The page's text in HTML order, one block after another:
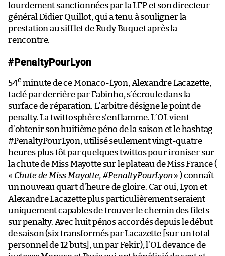
lourdement sanctionnées par la LFP et son directeur
général Didier Quillot, qui a tenu à souligner la
prestation au sifflet de Rudy Buquet après la
rencontre.
#PenaltyPourLyon
54e minute de ce Monaco-Lyon, Alexandre Lacazette,
taclé par derrière par Fabinho, s’écroule dans la
surface de réparation. L’arbitre désigne le point de
penalty. La twittosphère s’enflamme. L’OL vient
d’obtenir son huitième péno de la saison et le hashtag
#PenaltyPourLyon, utilisé seulement vingt-quatre
heures plus tôt par quelques twittos pour ironiser sur
la chute de Miss Mayotte sur le plateau de Miss France (
« Chute de Miss Mayotte, #PenaltyPourLyon» ) connaît
un nouveau quart d’heure de gloire. Car oui, Lyon et
Alexandre Lacazette plus particulièrement seraient
uniquement capables de trouver le chemin des filets
sur penalty. Avec huit pénos accordés depuis le début
de saison (six transformés par Lacazette [sur un total
personnel de 12 buts], un par Fekir), l’OL devance de